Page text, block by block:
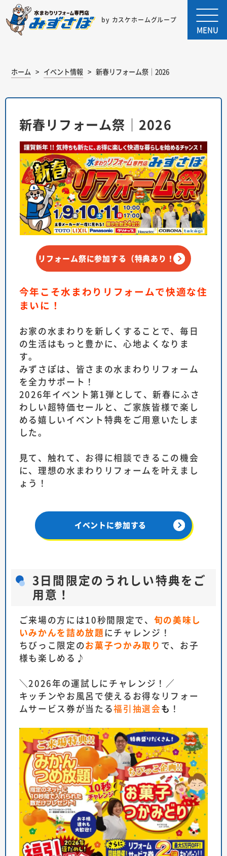
by カスケホームグループ
MENU
ホーム イベント情報 新春リフォーム祭│2026
新春リフォーム祭│2026
リフォーム祭に参加する（特典あり！）
今年こそ水まわりリフォームで快適な住
まいに！
お家の水まわりを新しくすることで、毎日
の生活はもっと豊かに、心地よくなりま
す。
みずさぽは、皆さまの水まわりリフォーム
を全力サポート！
2026年イベント第1弾として、新春にふさ
わしい超特価セールと、ご家族皆様で楽し
める嬉しいイベント特典をご用意いたしま
した。
見て、触れて、お得に相談できるこの機会
に、理想の水まわりリフォームを叶えまし
ょう！
イベントに参加する
3日間限定のうれしい特典をご
用意！
ご来場の方には10秒間限定で、 旬の美味し
いみかんを詰め放題 にチャレンジ！
ちびっこ限定のお菓子つかみ取り で、お子
様も楽しめる♪
＼2026年の運試しにチャレンジ！／
キッチンやお風呂で使えるお得なリフォー
ムサービス券が当たる福引抽選会も ！